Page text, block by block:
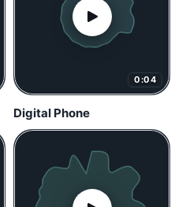
0:04
Digital Phone